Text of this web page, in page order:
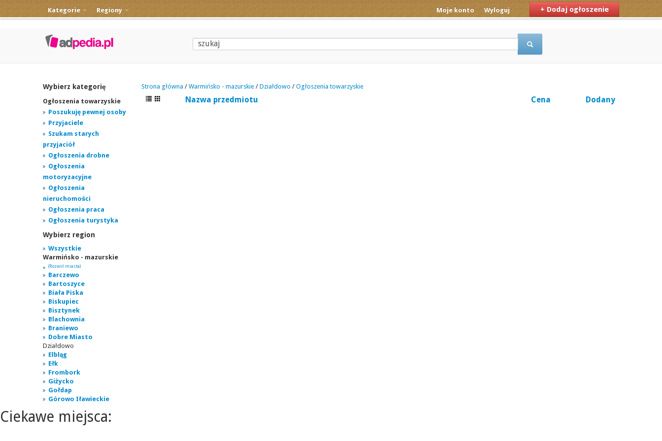
Kategorie Regiony + Dodaj ogłoszenie
Moje konto Wyloguj
Wybierz kategorię
Ogłoszenia towarzyskie
Poszukuję pewnej osoby
Przyjaciele
Szukam starych
przyjaciół
Ogłoszenia drobne
Ogłoszenia
motoryzacyjne
Ogłoszenia
nieruchomości
Ogłoszenia praca
Ogłoszenia turystyka
Wybierz region
Wszystkie
Warmińsko - mazurskie
(Rozwiń miasta)
Barczewo
Bartoszyce
Biała Piska
Biskupiec
Bisztynek
Blachownia
Braniewo
Dobre Miasto
Działdowo
Elbląg
Ełk
Frombork
Giżycko
Gołdap
Górowo Iławieckie
Strona główna / Warmińsko - mazurskie / Działdowo / Ogłoszenia towarzyskie
Nazwa przedmiotu Cena Dodany
Ciekawe miejsca: